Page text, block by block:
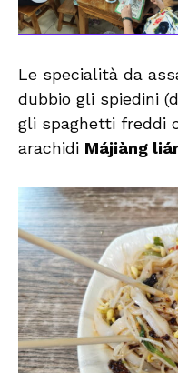
Le specialità da
dubbio gli spiedini
gli spaghetti freddi
arachidi Májiàng